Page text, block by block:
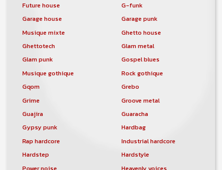
Future house
G-funk
Garage house
Garage punk
Musique mixte
Ghetto house
Ghettotech
Glam metal
Glam punk
Gospel blues
Musique gothique
Rock gothique
Gqom
Grebo
Grime
Groove metal
Guajira
Guaracha
Gypsy punk
Hardbag
Rap hardcore
Industrial hardcore
Hardstep
Hardstyle
Power noise
Heavenly voices